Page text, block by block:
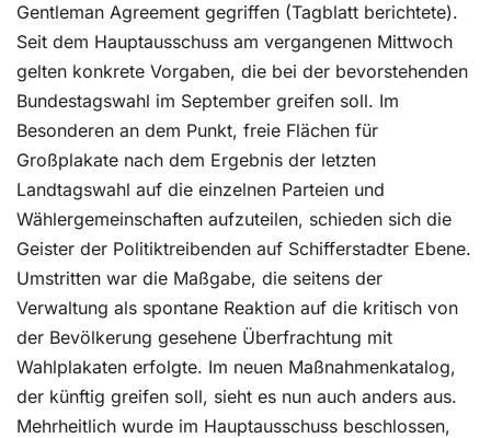
Gentleman Agreement gegriffen (Tagblatt berichtete).
Seit dem Hauptausschuss am vergangenen Mittwoch
gelten konkrete Vorgaben, die bei der bevorstehenden
Bundestagswahl im September greifen soll. Im
Besonderen an dem Punkt, freie Flächen für
Großplakate nach dem Ergebnis der letzten
Landtagswahl auf die einzelnen Parteien und
Wählergemeinschaften aufzuteilen, schieden sich die
Geister der Politiktreibenden auf Schifferstadter Ebene.
Umstritten war die Maßgabe, die seitens der
Verwaltung als spontane Reaktion auf die kritisch von
der Bevölkerung gesehene Überfrachtung mit
Wahlplakaten erfolgte. Im neuen Maßnahmenkatalog,
der künftig greifen soll, sieht es nun auch anders aus.
Mehrheitlich wurde im Hauptausschuss beschlossen,